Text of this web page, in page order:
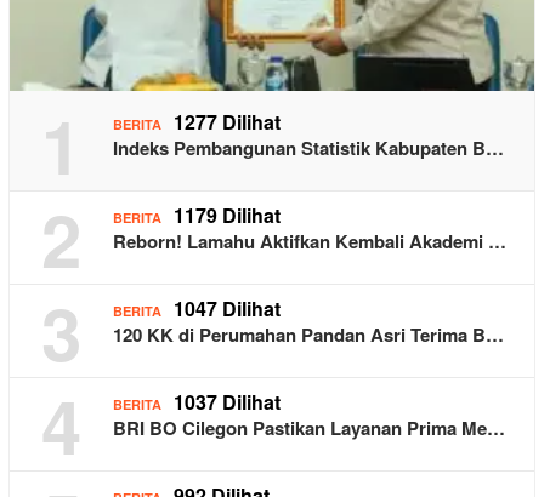
1 BERITA 1277 Dilihat
Indeks Pembangunan Statistik Kabupaten B…
2 BERITA 1179 Dilihat
Reborn! Lamahu Aktifkan Kembali Akademi …
3 BERITA 1047 Dilihat
120 KK di Perumahan Pandan Asri Terima B…
4 BERITA 1037 Dilihat
BRI BO Cilegon Pastikan Layanan Prima Me…